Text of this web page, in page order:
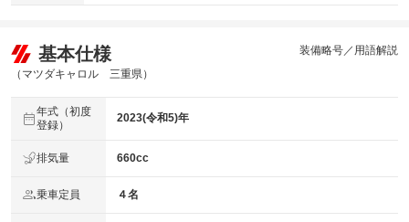
基本仕様
（マツダキャロル 三重県）
装備略号／用語解説
年式（初度
登録）
2023(令和5)年
排気量 660cc
乗車定員 ４名